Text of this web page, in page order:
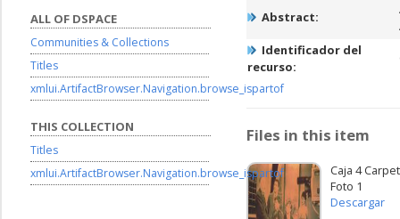
Abstract:
Identificador del
recurso:
Files in this item
Caja 4
Foto 1
Descargar
ALL OF DSPACE
Communities & Collections
Titles
xmlui.ArtifactBrowser.Navigation.browse_ispartof
THIS COLLECTION
Titles
xmlui.ArtifactBrowser.Navigation.browse_ispartof